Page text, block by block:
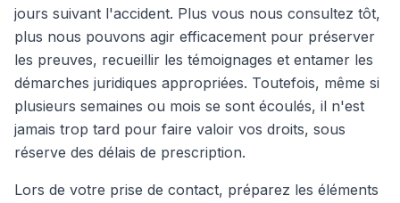
jours suivant l'accident. Plus vous nous consultez tôt,
plus nous pouvons agir efficacement pour préserver
les preuves, recueillir les témoignages et entamer les
démarches juridiques appropriées. Toutefois, même si
plusieurs semaines ou mois se sont écoulés, il n'est
jamais trop tard pour faire valoir vos droits, sous
réserve des délais de prescription.
Lors de votre prise de contact, préparez les éléments